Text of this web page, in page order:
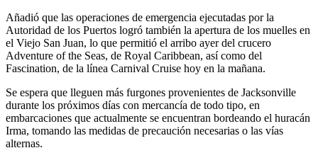
Añadió que las operaciones de emergencia ejecutadas por la
Autoridad de los Puertos logró también la apertura de los muelles en
el Viejo San Juan, lo que permitió el arribo ayer del crucero
Adventure of the Seas, de Royal Caribbean, así como del
Fascination, de la línea Carnival Cruise hoy en la mañana.
Se espera que lleguen más furgones provenientes de Jacksonville
durante los próximos días con mercancía de todo tipo, en
embarcaciones que actualmente se encuentran bordeando el huracán
Irma, tomando las medidas de precaución necesarias o las vías
alternas.